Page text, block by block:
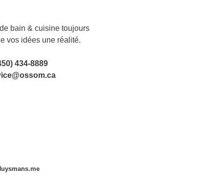
bain & cuisine toujours
vos idées une réalité.
434-8889